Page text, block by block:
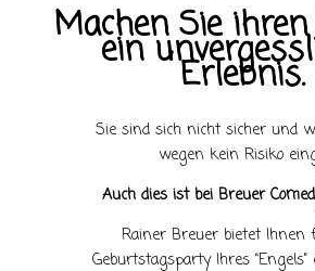
Machen Sie
ein Erlebnis.
Sie sind sich nicht sicher und
wegen kein Risiko
Auch dies ist bei Breuer
Rainer Breuer bietet Ihnen
Geburtstagsparty Ihres